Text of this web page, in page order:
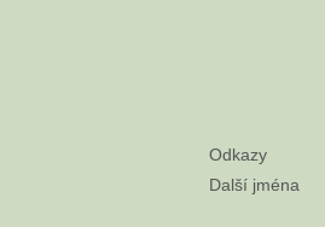
Odkazy
Další jména